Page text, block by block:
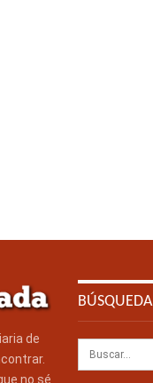
de
no sé
BÚSQUEDA